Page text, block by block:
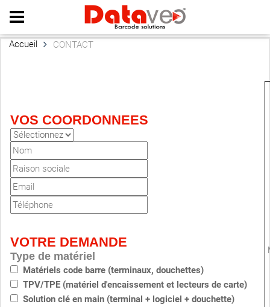
Home|About us |Contact |Site map
Accueil CONTACT
VOS COORDONNEES
VOTRE DEMANDE
Type de matériel
Matériels code barre (terminaux, douchettes)
TPV/TPE (matériel d'encaissement et lecteurs de carte)
Solution clé en main (terminal + logiciel + douchette)